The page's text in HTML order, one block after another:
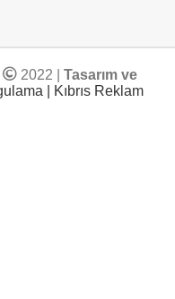
2022 | Tasarım ve